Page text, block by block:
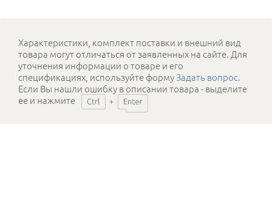
Характеристики, комплект поставки и внешний вид
товара могут отличаться от заявленных на сайте. Для
уточнения информации о товаре и его
спецификациях, используйте формуЗадать вопрос.
Если Вы нашли ошибку в описании товара - выделите
ее и нажмите